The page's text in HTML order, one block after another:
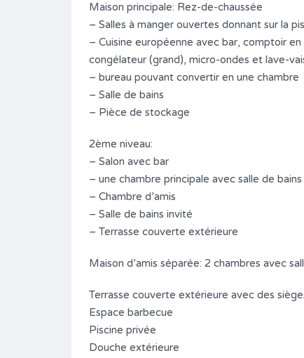
Maison principale: Rez-de-chaussée
– Salles à manger ouvertes donnant sur la
– Cuisine européenne avec bar, comptoir
congélateur (grand), micro-ondes et lave-
– bureau pouvant convertir en une chambre
– Salle de bains
– Pièce de stockage
2ème niveau:
– Salon avec bar
– une chambre principale avec salle de
– Chambre d’amis
– Salle de bains invité
– Terrasse couverte extérieure
Maison d’amis séparée: 2 chambres avec
Terrasse couverte extérieure avec des
Espace barbecue
Piscine privée
Douche extérieure
91/360 2
Salle de bains
2
Maison (House บ้าน)